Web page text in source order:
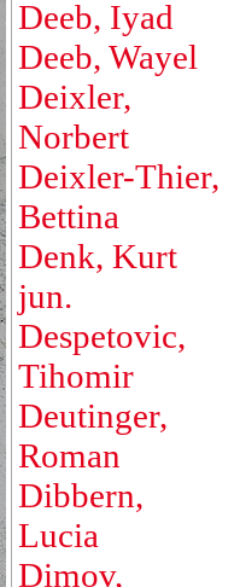
Deeb, Iyad
Deeb, Wayel
Deixler,
Norbert
Deixler-Thier,
Bettina
Denk, Kurt
jun.
Despetovic,
Tihomir
Deutinger,
Roman
Dibbern,
Lucia
Dimov,